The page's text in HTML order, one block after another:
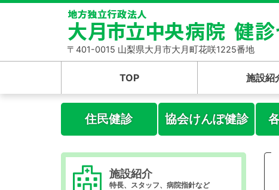
〒401-0015 山梨県大月市大月町花咲1225番地
TOP 施設紹
住民健診 協会けんぽ健診
施設紹介
特長、スタッフ、病院指針など